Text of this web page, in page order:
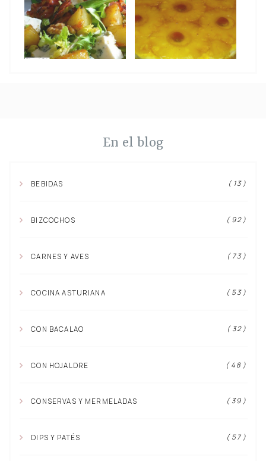
En el blog
BEBIDAS ( 13 )
BIZCOCHOS ( 92 )
CARNES Y AVES ( 73 )
COCINA ASTURIANA ( 53 )
CON BACALAO ( 32 )
CON HOJALDRE ( 48 )
CONSERVAS Y MERMELADAS ( 39 )
DIPS Y PATÉS ( 57 )